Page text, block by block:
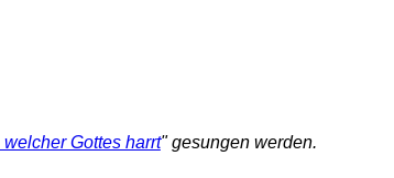
Gottes harrt" gesungen werden.